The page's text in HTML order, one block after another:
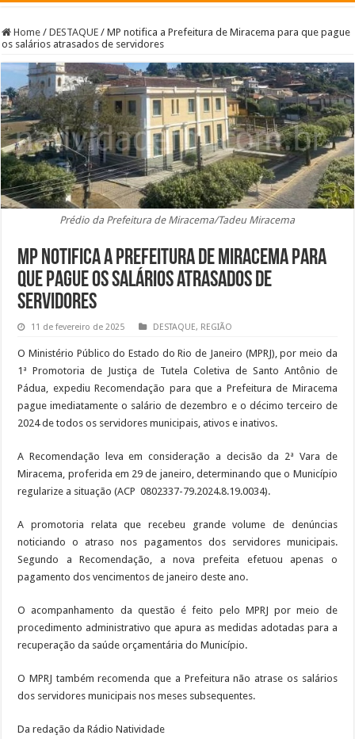
Home / DESTAQUE / MP notifica a Prefeitura de Miracema para que pague
os salários atrasados de servidores
Prédio da Prefeitura de Miracema/Tadeu Miracema
MP notifica a Prefeitura de Miracema para
que pague os salários atrasados de
servidores
11 de fevereiro de 2025 DESTAQUE, REGIÃO
O Ministério Público do Estado do Rio de Janeiro (MPRJ), por meio da
1ª Promotoria de Justiça de Tutela Coletiva de Santo Antônio de
Pádua, expediu Recomendação para que a Prefeitura de Miracema
pague imediatamente o salário de dezembro e o décimo terceiro de
2024 de todos os servidores municipais, ativos e inativos.
A Recomendação leva em consideração a decisão da 2ª Vara de
Miracema, proferida em 29 de janeiro, determinando que o Município
regularize a situação (ACP 0802337-79.2024.8.19.0034).
A promotoria relata que recebeu grande volume de denúncias
noticiando o atraso nos pagamentos dos servidores municipais.
Segundo a Recomendação, a nova prefeita efetuou apenas o
pagamento dos vencimentos de janeiro deste ano.
O acompanhamento da questão é feito pelo MPRJ por meio de
procedimento administrativo que apura as medidas adotadas para a
recuperação da saúde orçamentária do Município.
O MPRJ também recomenda que a Prefeitura não atrase os salários
dos servidores municipais nos meses subsequentes.
Da redação da Rádio Natividade